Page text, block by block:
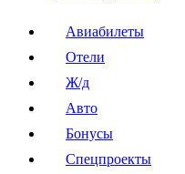
Авиабилеты
Отели
Ж/д
Авто
Бонусы
Спецпроекты